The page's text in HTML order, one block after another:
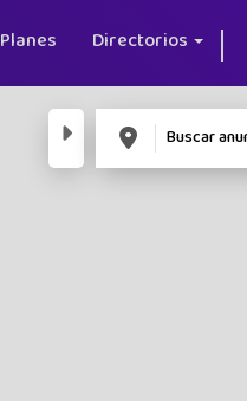
Planes Directorios